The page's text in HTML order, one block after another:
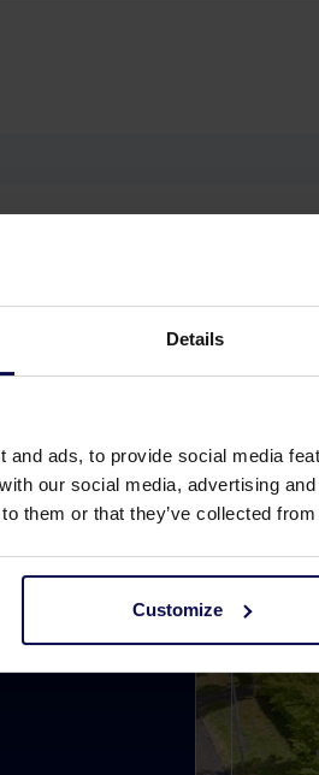
Details
and ads, to provide social media
our social media, advertising
them or that they’ve collected
Customize
een